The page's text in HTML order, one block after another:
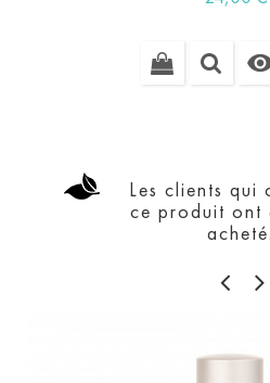
Les clients qui
ce produit ont